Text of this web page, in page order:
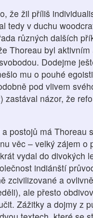
že žil příliš
tedy v duchu
různých dalších
Thoreau byl
Dodejme
mu o pouhé
pod vlivem
zastával názor, že
postojů má Thoreau
věc – velký zájem o
vydal do divokých
indiánští
zcivilizované a
ale přesto
Zážitky a dojmy z